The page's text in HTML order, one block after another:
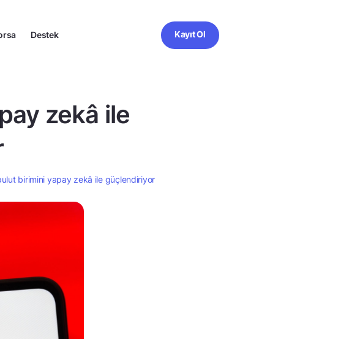
Destek Kayıt Ol
zekâ ile
birimini yapay zekâ ile güçlendiriyor